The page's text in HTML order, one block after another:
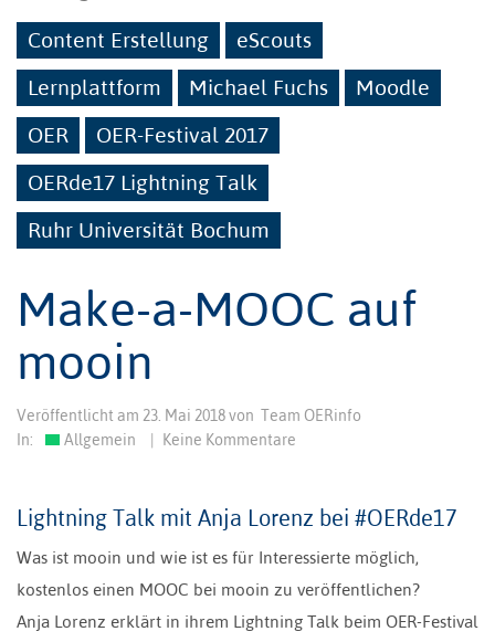
Content Erstellung
eScouts
Lernplattform
Michael Fuchs
Moodle
OER
OER-Festival 2017
OERde17 Lightning Talk
Ruhr Universität Bochum
Make-a-MOOC auf
mooin
Veröffentlicht am 23. Mai 2018von Team OERinfo
In:
Allgemein Keine Kommentare
Lightning Talk mit Anja Lorenz bei #OERde17
Was ist mooin und wie ist es für Interessierte möglich,
kostenlos einen MOOC bei mooin zu veröffentlichen?
Anja Lorenz erklärt in ihrem Lightning Talk beim OER-Festival